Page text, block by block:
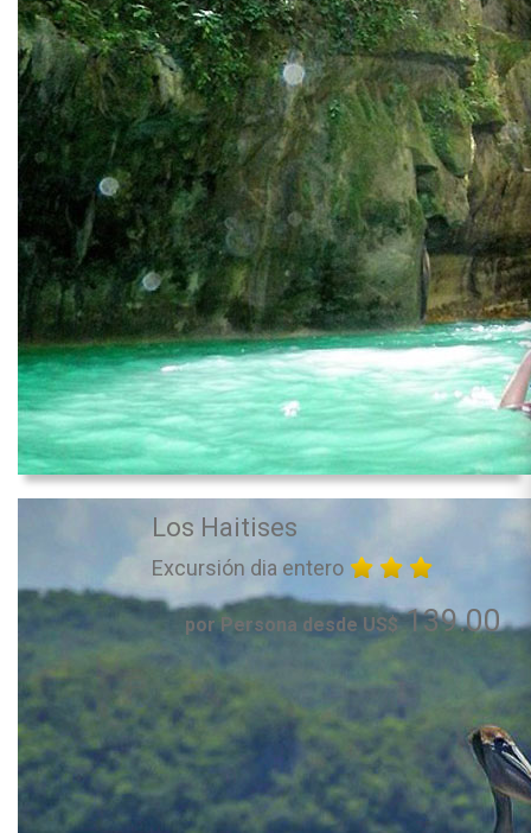
Los Haitises
Excursión dia entero
por Persona desde US$139.00